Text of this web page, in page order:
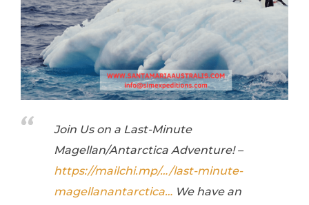
Join Us on a Last-Minute
Magellan/Antarctica Adventure! –
https://mailchi.mp/…/last-minute-
magellanantarctica… We have an